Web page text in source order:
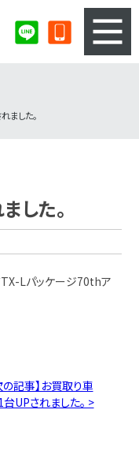
ました。
した。
Lパッケージ70thア
の記事】お買取り車
UPされました。 >